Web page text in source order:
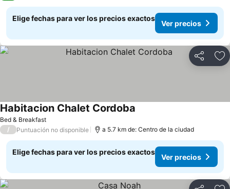
Elige fechas para ver los precios exactos
Ver precios
Compartir
Bed & Breakfast
Habitacion Chalet Cordoba
/ Puntuación no disponible a 5.7 km de: Centro de la ciudad
Elige fechas para ver los precios exactos
Ver precios